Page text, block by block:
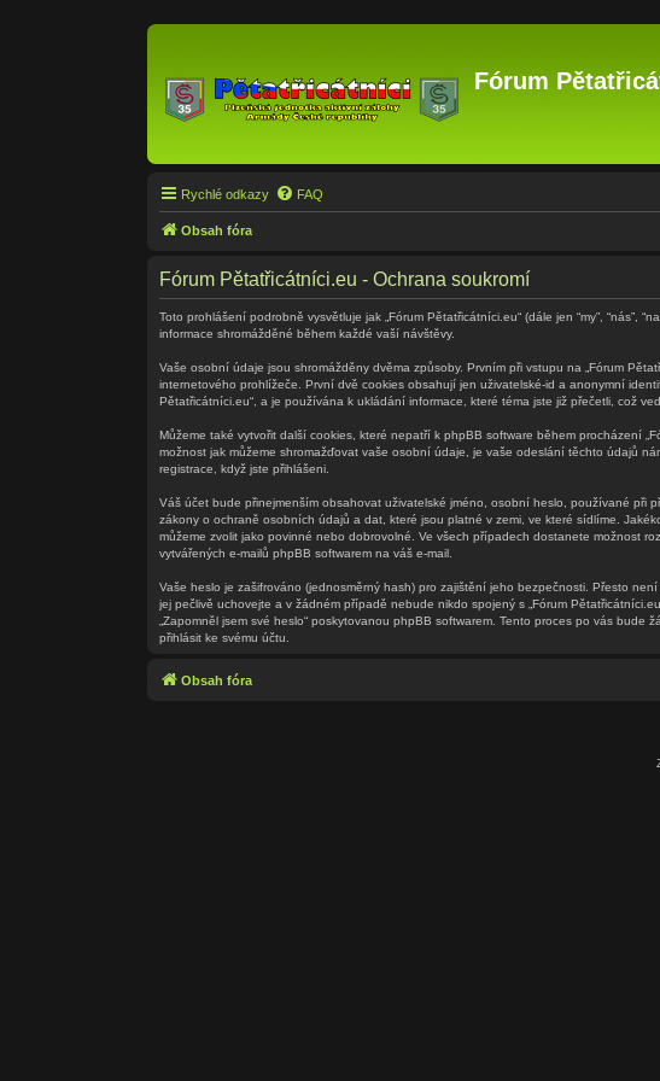
Fórum
Rychlé odkazy FAQ
Obsah fóra
Fórum Pětatřicátníci.eu - Ochrana soukromí
Toto prohlášení podrobně vysvětluje jak „Fórum Pětatřicátníci.eu“ (dále jen “my”, “nás”,
informace shromážděné během každé vaší návštěvy.
Vaše osobní údaje jsou shromážděny dvěma způsoby. Prvním při vstupu na „Fórum
internetového prohlížeče. První dvě cookies obsahují jen uživatelské-id a anonymní
Pětatřicátníci.eu“, a je používána k ukládání informace, které téma jste již přečetli, což
Můžeme také vytvořit další cookies, které nepatří k phpBB software během procházení
možnost jak můžeme shromažďovat vaše osobní údaje, je vaše odeslání těchto údajů
registrace, když jste přihlášeni.
Váš účet bude přinejmenším obsahovat uživatelské jméno, osobní heslo, používané při
zákony o ochraně osobních údajů a dat, které jsou platné v zemi, ve které sídlíme.
můžeme zvolit jako povinné nebo dobrovolné. Ve všech případech dostanete možnost
vytvářených e-mailů phpBB softwarem na váš e-mail.
Vaše heslo je zašifrováno (jednosměrný hash) pro zajištění jeho bezpečnosti. Přesto
jej pečlivě uchovejte a v žádném případě nebude nikdo spojený s „Fórum
„Zapomněl jsem své heslo“ poskytovanou phpBB softwarem. Tento proces po vás
přihlásit ke svému účtu.
Obsah fóra